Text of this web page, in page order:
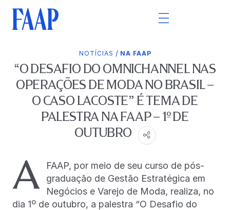
NOTÍCIAS / NA FAAP
“O DESAFIO DO OMNICHANNEL NAS
OPERAÇÕES DE MODA NO BRASIL –
O CASO LACOSTE” É TEMA DE
PALESTRA NA FAAP – 1º DE
OUTUBRO
A
FAAP, por meio de seu curso de pós-
graduação de Gestão Estratégica em
Negócios e Varejo de Moda, realiza, no
dia 1º de outubro, a palestra “O Desafio do